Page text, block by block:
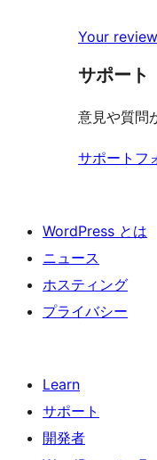
ー
ュ
ー
ビ
ュ
レ
ビ
ー
星
レ
ュ
ー
Your review
サポート
意見や質問
サポートフ
WordPress とは
ニュース
ホスティング
プライバシー
Learn
サポート
開発者